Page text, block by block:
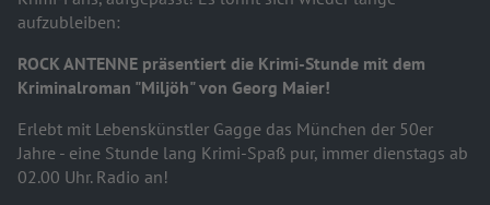
aufzubleiben:
ROCK ANTENNE präsentiert die Krimi-Stunde mit dem
Kriminalroman "Miljöh" von Georg Maier!
Erlebt mit Lebenskünstler Gagge das München der 50er
Jahre - eine Stunde lang Krimi-Spaß pur, immer dienstags ab
02.00 Uhr. Radio an!